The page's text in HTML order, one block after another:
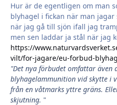
Hur är de egentligen om man
blyhagel i fickan när man
när jag gå till sjön ifall jag
men sen laddar ja stål när jag
https://
vilt/for-jagare/eu-forbud-
"Det nya förbudet omfattar även
blyhagelammunition vid skytte i
från en våtmarks yttre gräns.
skjutning. "